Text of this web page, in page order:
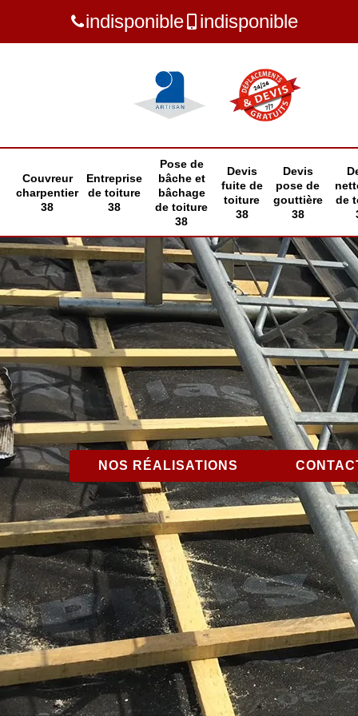
indisponible indisponible
Couvreur
charpentier
38
Entreprise
de toiture
38
Pose de
bâche et
bâchage
de toiture
38
Devis
fuite de
toiture
38
Devis
pose de
gouttière
38
de
NOS RÉALISATIONS